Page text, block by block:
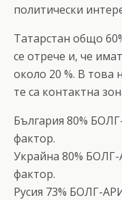
политически
Татарстан общо
се отрече и, че
около 20 %. В това
те са контактна
България 80%
фактор.
Украйна 80%
фактор.
Русия 73% БОЛГ-